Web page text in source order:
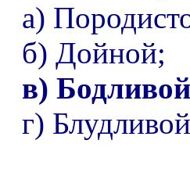
а)
б) Дойной;
в)
г)